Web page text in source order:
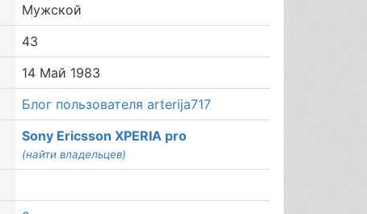
Мужской
43
14 Май 1983
Блог пользователя arterija717
Sony Ericsson XPERIA pro
(найти владельцев)